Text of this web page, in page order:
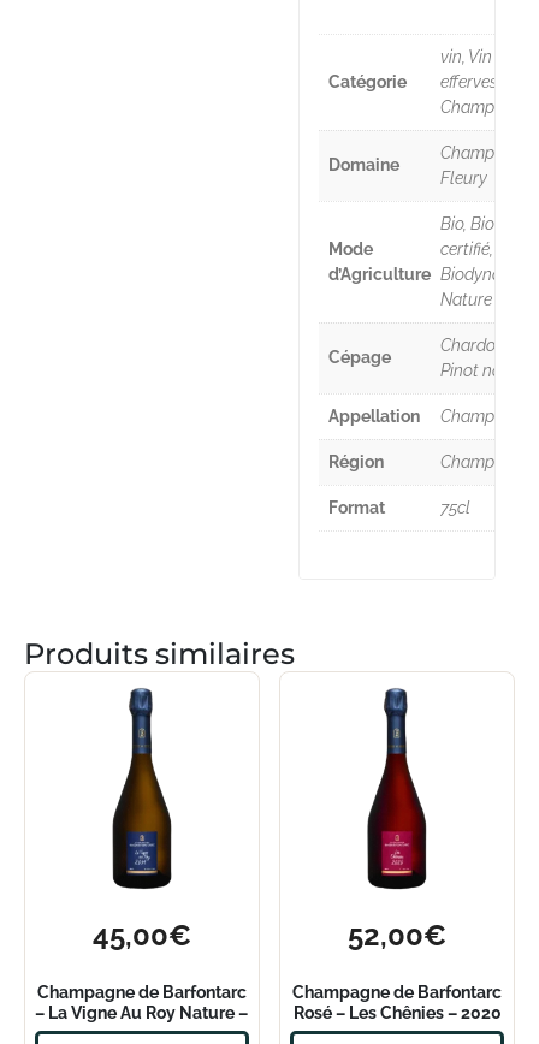
Catégorie
vin, Vin
effervescent,
Champagne
Domaine
Champagne
Fleury
Mode
d’Agriculture
Bio, Bio
certifié,
Biodynamie,
Nature
Cépage
Chardonnay,
Pinot noir
Appellation Champagne
Région Champagne
Format 75cl
Produits similaires
45,00€
Champagne de Barfontarc
– La Vigne Au Roy Nature –
2014
52,00€
Champagne de Barfontarc
Rosé – Les Chênies – 2020